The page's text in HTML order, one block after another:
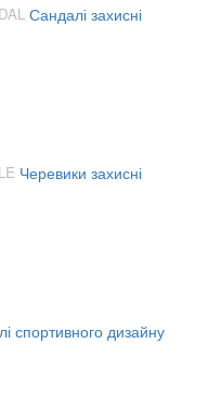
Сандалі захисні
Черевики захисні
спортивного дизайну